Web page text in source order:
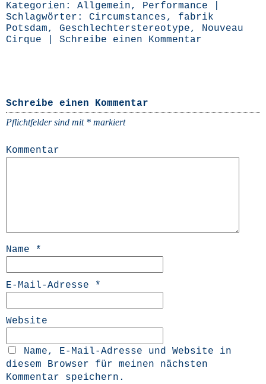
Kategorien: Allgemein, Performance
Schlagwörter: Circumstances, fabrik
Potsdam, Geschlechterstereotype, Nouveau
Cirque
Schreibe einen Kommentar
Schreibe einen Kommentar
Pflichtfelder sind mit * markiert
Kommentar
Name *
E-Mail-Adresse *
Website
Name, E-Mail-Adresse und Website in
diesem Browser für meinen nächsten
Kommentar speichern.